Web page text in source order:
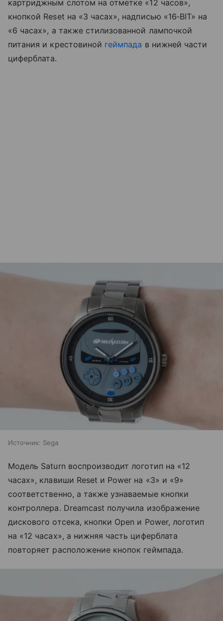
картриджным слотом на отметке «12 часов»,
кнопкой Reset на «3 часах», надписью «16‑BIT» на
«6 часах», а также стилизованной лампочкой
питания и крестовиной геймпада в нижней части
циферблата.
Источник: Sega
Модель Saturn воспроизводит логотип на «12
часах», клавиши Reset и Power на «3» и «9»
соответственно, а также узнаваемые кнопки
контроллера. Dreamcast получила изображение
дискового отсека, кнопки Open и Power, логотип
на «12 часах», а нижняя часть циферблата
повторяет расположение кнопок геймпада.